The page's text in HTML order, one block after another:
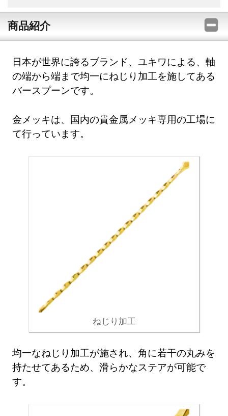
商品紹介
日本が世界に誇るブランド、ユキワによる、軸
の端から端まで均一にねじり加工を施してある
バースプーンです。
金メッキは、国内の貴金属メッキ専用の工場に
て行っています。
ねじり加工
均一なねじり加工が施され、角に若干の丸みを
持たせてあるため、滑らかなステアが可能で
す。